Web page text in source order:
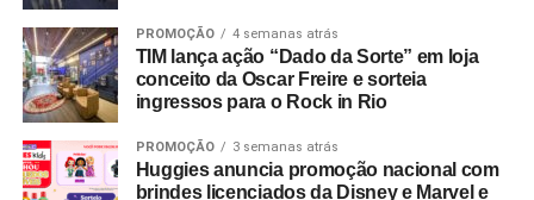
PROMOÇÃO 4 semanas atrás
TIM lança ação “Dado da Sorte” em loja
conceito da Oscar Freire e sorteia
ingressos para o Rock in Rio
PROMOÇÃO 3 semanas atrás
Huggies anuncia promoção nacional com
brindes licenciados da Disney e Marvel e
WhatsAppFacebookTwitterLinkedInPinterest